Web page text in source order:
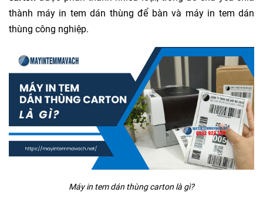
thành máy in tem dán thùng để bàn và máy in tem dán
thùng công nghiệp.
Máy in tem dán thùng carton là gì?